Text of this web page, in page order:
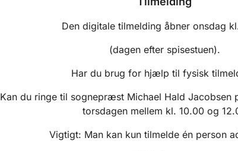
Den digitale tilmelding åbner onsdag
(dagen efter spisestuen).
Har du brug for hjælp til fysisk
Kan du ringe til sognepræst Michael Hald Jacobsen
torsdagen mellem kl. 10.00 og
Vigtigt: Man kan kun tilmelde én person